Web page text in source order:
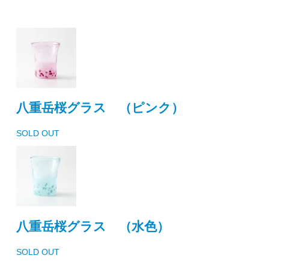
八重岳桜グラス （ピンク）
SOLD OUT
八重岳桜グラス （水色）
SOLD OUT